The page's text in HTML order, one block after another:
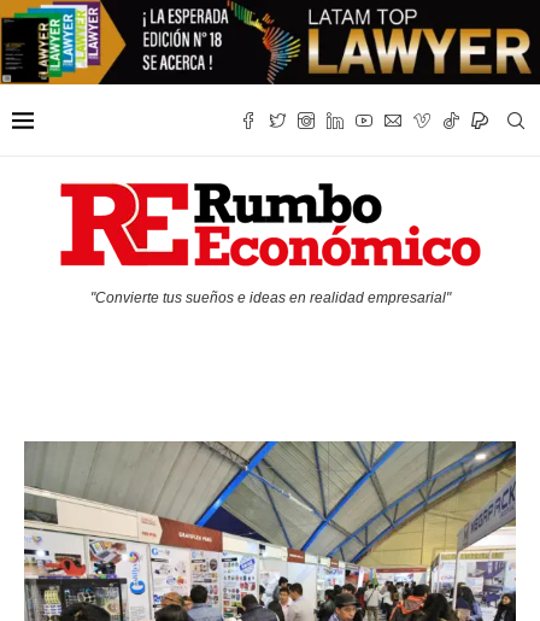
"Convierte tus sueños e ideas en realidad empresarial"